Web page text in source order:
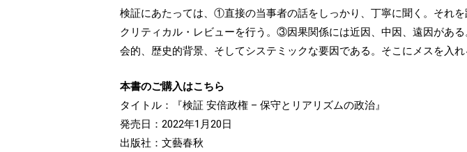
検証にあたっては、①直接の当事者の話をしっかり、丁寧に聞く。それ
クリティカル・レビューを行う。③因果関係には近因、中因、遠因があ
会的、歴史的背景、そしてシステミックな要因である。そこにメスを入
本書のご購入はこちら
タイトル：『検証 安倍政権 – 保守とリアリズムの政治』
発売日：2022年1月20日
出版社：文藝春秋